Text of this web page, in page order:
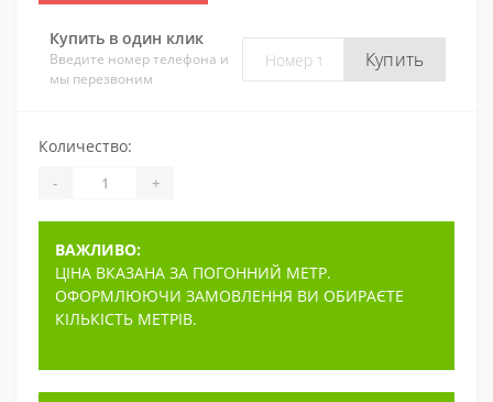
Купить в один клик
Введите номер телефона и
мы перезвоним
Купить
Количество:
- +
ВАЖЛИВО:
ЦІНА ВКАЗАНА ЗА ПОГОННИЙ МЕТР.
ОФОРМЛЮЮЧИ ЗАМОВЛЕННЯ ВИ ОБИРАЄТЕ
КІЛЬКІСТЬ МЕТРІВ.